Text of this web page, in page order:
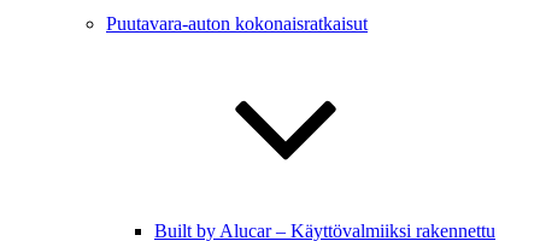
Puutavara-auton kokonaisratkaisut
Built by Alucar – Käyttövalmiiksi rakennettu